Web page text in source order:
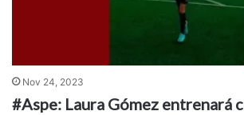
Nov 24, 2023
#Aspe: Laura Gómez entrenará